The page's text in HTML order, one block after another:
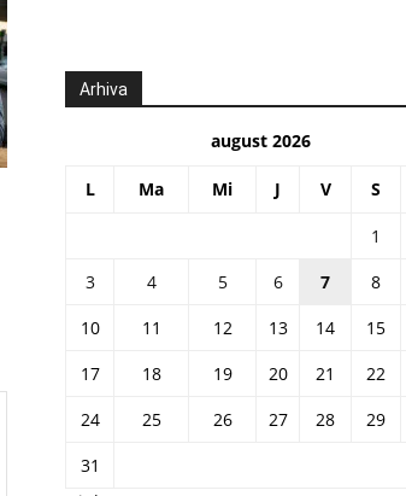
Arhiva
august 2026
L Ma Mi J V S
1
3
4 5 6 7 8
10
11 12 13 14 15
17
18 19 20 21 22
24
25 26 27 28 29
31